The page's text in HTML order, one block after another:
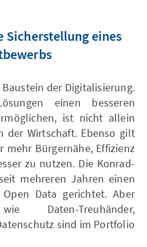
eines
der Digitalisierung.
einen besseren
ist nicht allein
der Wirtschaft. Ebenso gilt
mehr Bürgernähe, Effizienz
zu nutzen. Die Konrad-
mehreren Jahren einen
Data gerichtet. Aber
Daten-Treuhänder,
sind im Portfolio